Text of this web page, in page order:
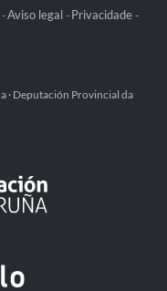
-Aviso legal - Privacidade -
· Deputación Provincial da